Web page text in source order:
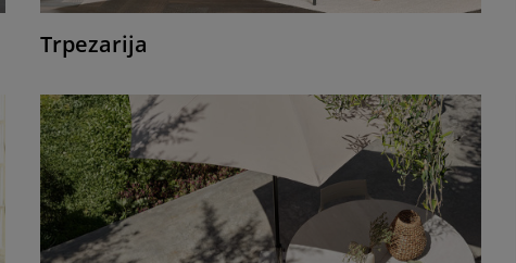
Trpezarija